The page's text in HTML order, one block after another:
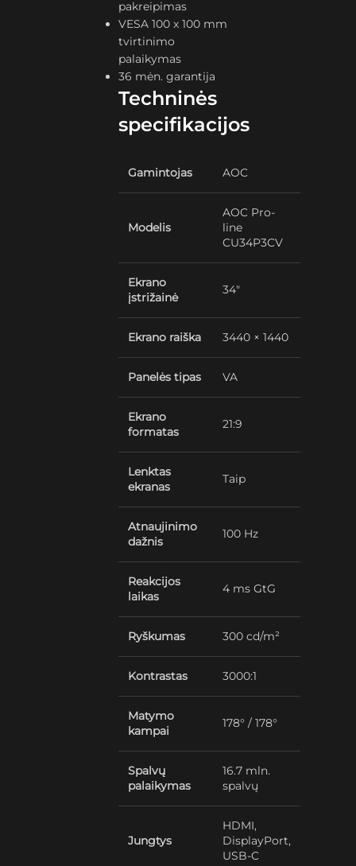
pakreipimas
VESA 100 x 100 mm
tvirtinimo
palaikymas
36 mėn. garantija
Techninės
specifikacijos
Gamintojas AOC
Modelis
AOC Pro-
line
CU34P3CV
Ekrano
įstrižainė
34″
Ekrano raiška 3440 × 1440
Panelės tipas VA
Ekrano
formatas
21:9
Lenktas
ekranas
Taip
Atnaujinimo
dažnis
100 Hz
Reakcijos
laikas
4 ms GtG
Ryškumas 300 cd/m²
Kontrastas 3000:1
Matymo
kampai
178° / 178°
Spalvų
palaikymas
16.7 mln.
spalvų
Jungtys
HDMI,
DisplayPort,
USB-C